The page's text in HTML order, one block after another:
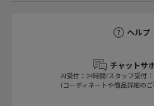
ヘルプ
チャットサ
AI受付：24時間/スタッフ受付
(コーディネートや商品詳細の